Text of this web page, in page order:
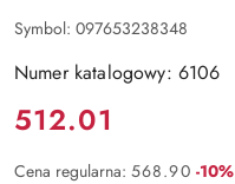
Symbol: 097653238348
Numer katalogowy: 6106
Cena:
512.01
Cena regularna: 568.90 Rabat:
-10%